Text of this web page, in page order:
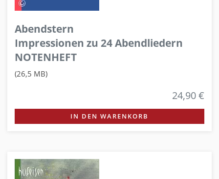
Abendstern
Impressionen zu 24 Abendliedern
NOTENHEFT
(26,5 MB)
24,90 €
IN DEN WARENKORB